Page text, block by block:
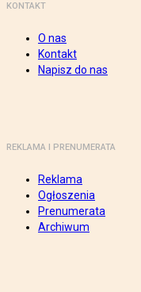
KONTAKT
O nas
Kontakt
Napisz do nas
REKLAMA I PRENUMERATA
Reklama
Ogłoszenia
Prenumerata
Archiwum